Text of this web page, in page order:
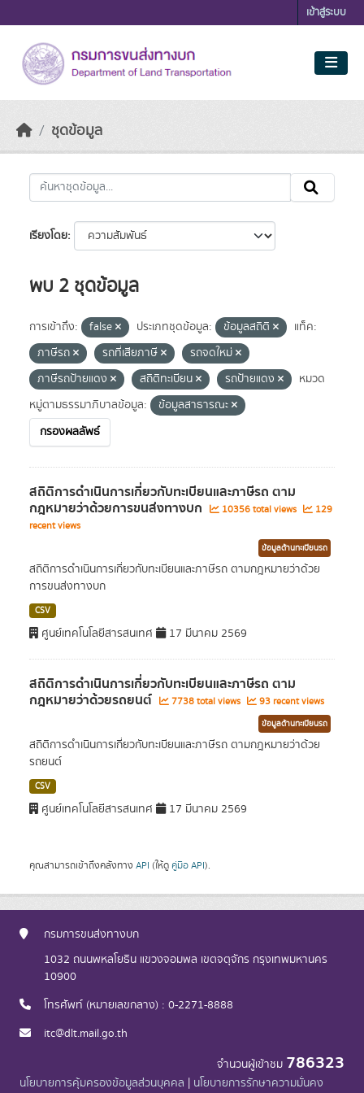
เข้าสู่ระบบ
ชุดข้อมูล
เรียงโดย
พบ 2 ชุดข้อมูล
การเข้าถึง: false ประเภทชุดข้อมูล: ข้อมูลสถิติ
แท็ค:
ภาษีรถ
รถที่เสียภาษี
รถจดใหม่
ภาษีรถป้ายแดง
สถิติทะเบียน รถป้ายแดง
หมวด
หมู่ตามธรรมาภิบาลข้อมูล:
ข้อมูลสาธารณะ
กรองผลลัพธ์
สถิติการดำเนินการเกี่ยวกับทะเบียนและภาษีรถ ตาม
กฎหมายว่าด้วยการขนส่งทางบก 10356 total views
129
recent views
ข้อมูลด้านทะเบียนรถ
สถิติการดำเนินการเกี่ยวกับทะเบียนและภาษีรถ ตามกฎหมายว่าด้วย
การขนส่งทางบก
CSV
ศูนย์เทคโนโลยีสารสนเทศ 17 มีนาคม 2569
สถิติการดำเนินการเกี่ยวกับทะเบียนและภาษีรถ ตาม
กฎหมายว่าด้วยรถยนต์ 7738 total views 93 recent views
ข้อมูลด้านทะเบียนรถ
สถิติการดำเนินการเกี่ยวกับทะเบียนและภาษีรถ ตามกฎหมายว่าด้วย
รถยนต์
CSV
ศูนย์เทคโนโลยีสารสนเทศ 17 มีนาคม 2569
คุณสามารถเข้าถึงคลังทาง API (ให้ดู คู่มือ API).
กรมการขนส่งทางบก
1032 ถนนพหลโยธิน แขวงจอมพล เขตจตุจักร กรุงเทพมหานคร
10900
โทรศัพท์ (หมายเลขกลาง) : 0-2271-8888
itc@dlt.mail.go.th
จำนวนผู้เข้าชม 786323
นโยบายการคุ้มครองข้อมูลส่วนบุคคล | นโยบายการรักษาความมั่นคง